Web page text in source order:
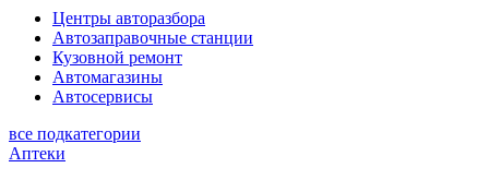
Центры авторазбора
Автозаправочные станции
Кузовной ремонт
Автомагазины
Автосервисы
все подкатегории
Аптеки